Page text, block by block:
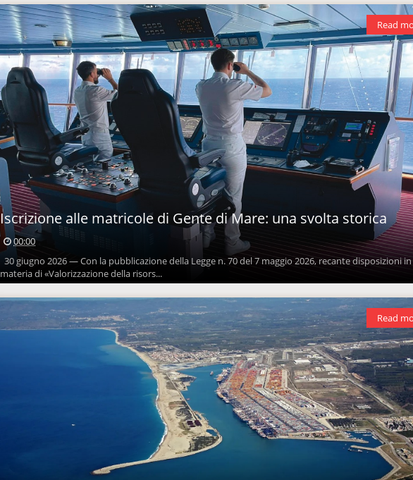
Iscrizione alle matricole di Gente di Mare: una svolta storica
00:00
30 giugno 2026 — Con la pubblicazione della Legge n. 70 del 7 maggio 2026, recante disposizioni in
materia di «Valorizzazione della risors...
Read
Read